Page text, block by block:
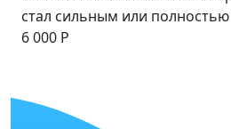
стал сильным или
6 000 Р